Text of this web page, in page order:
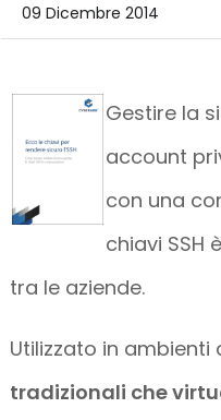
09 Dicembre 2014
Gestire la
account
con una
chiavi SSH
tra le aziende.
Utilizzato in ambienti
tradizionali che